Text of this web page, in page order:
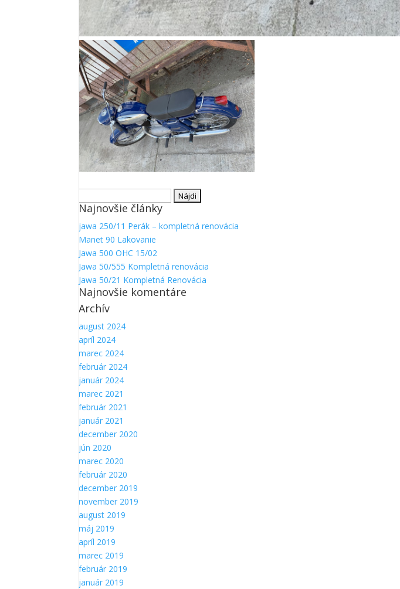
Najnovšie články
jawa 250/11 Perák – kompletná renovácia
Manet 90 Lakovanie
Jawa 500 OHC 15/02
Jawa 50/555 Kompletná renovácia
Jawa 50/21 Kompletná Renovácia
Najnovšie komentáre
Archív
august 2024
apríl 2024
marec 2024
február 2024
január 2024
marec 2021
február 2021
január 2021
december 2020
jún 2020
marec 2020
február 2020
december 2019
november 2019
august 2019
máj 2019
apríl 2019
marec 2019
február 2019
január 2019